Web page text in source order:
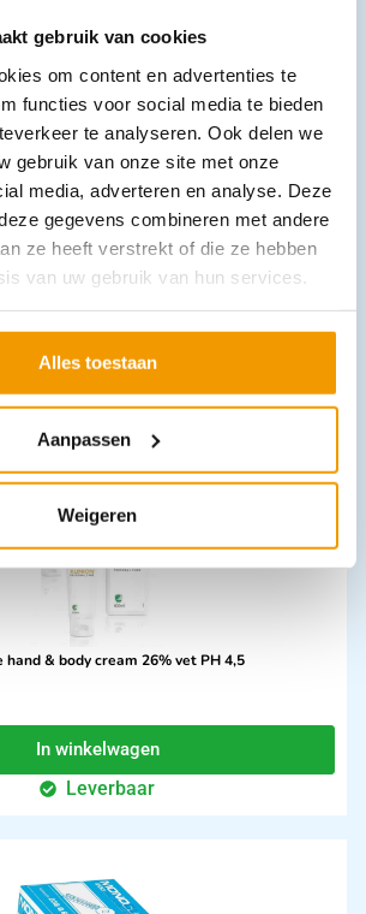
gebruik van cookies
om content en advertenties te
functies voor social media te bieden
te analyseren. Ook delen we
gebruik van onze site met onze
media, adverteren en analyse. Deze
gegevens combineren met andere
ze heeft verstrekt of die ze hebben
van uw gebruik van hun services.
Alles toestaan
Aanpassen
Weigeren
Downloads
niet
in deze
& body cream 26% vet PH 4,5
In winkelwagen
Leverbaar